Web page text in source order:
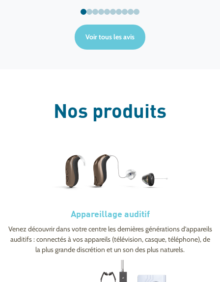
Voir tous les avis
Nos produits
Appareillage auditif
Venez découvrir dans votre centre les dernières générations d’appareils
auditifs : connectés à vos appareils (télévision, casque, téléphone), de
la plus grande discrétion et un son des plus naturels.